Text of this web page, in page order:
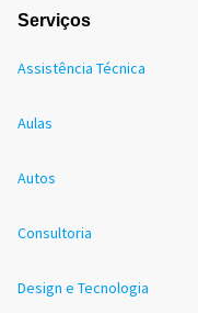
Serviços
Assistência Técnica
Aulas
Autos
Consultoria
Design e Tecnologia